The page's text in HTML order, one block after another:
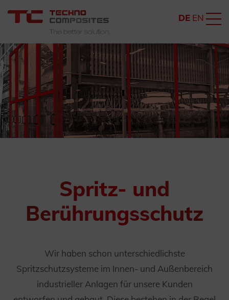
DE EN
Spritz- und
Berührungsschutz
Wir haben schon unterschiedlichste
Spritzschutzsysteme im Innen- und Außenbereich
industrieller Anlagen für unsere Kunden